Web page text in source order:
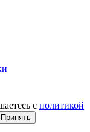
с политикой
Принять